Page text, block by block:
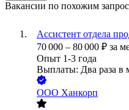
Вакансии по похожим
Ассистент отдела
70 000 – 80 000 ₽ за
Опыт 1-3 года
Выплаты: Два раза в
ООО Ханкорп